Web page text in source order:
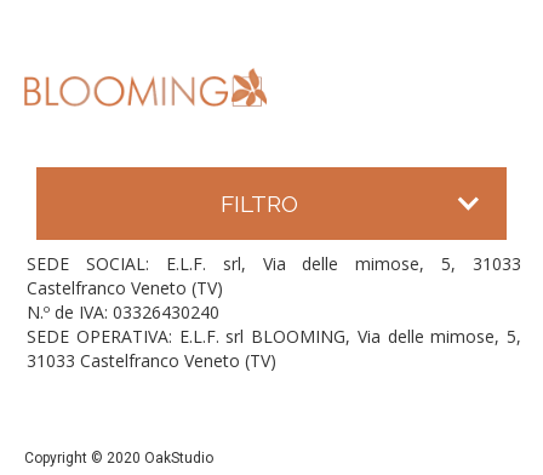
FILTRO
SEDE SOCIAL: E.L.F. srl, Via delle mimose, 5, 31033
Castelfranco Veneto (TV)
N.º de IVA: 03326430240
SEDE OPERATIVA: E.L.F. srl BLOOMING, Via delle mimose, 5,
31033 Castelfranco Veneto (TV)
Copyright © 2020 OakStudio